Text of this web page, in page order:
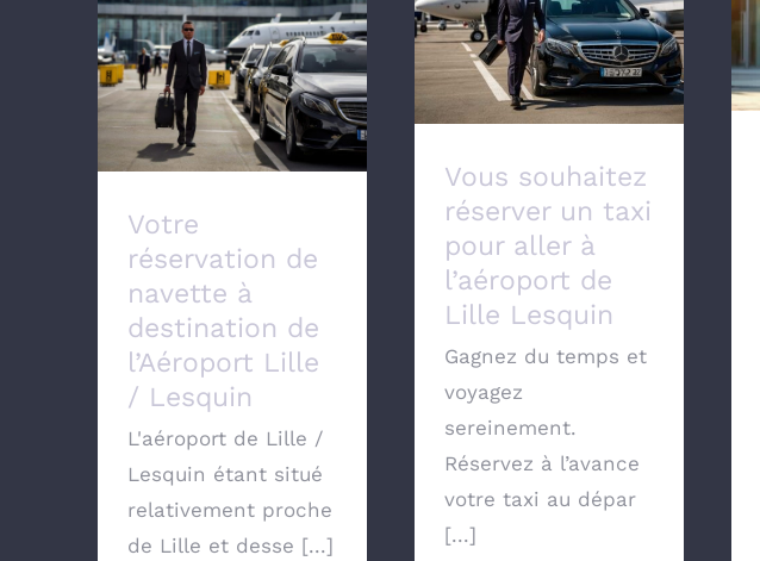
Vous souhaitez
réserver un taxi pour
aller à l’aéroport de
Lille Lesquin
Vous souhaitez
réserver un taxi
pour aller à
l’aéroport de
Lille Lesquin
Gagnez du temps et
voyagez
sereinement.
Réservez à l’avance
votre taxi au dépar
[...]
Votre réservation de
navette à destination
de l’Aéroport Lille /
Lesquin
Votre
réservation de
navette à
destination de
l’Aéroport Lille
/ Lesquin
L'aéroport de Lille /
Lesquin étant situé
relativement proche
de Lille et desse [...]